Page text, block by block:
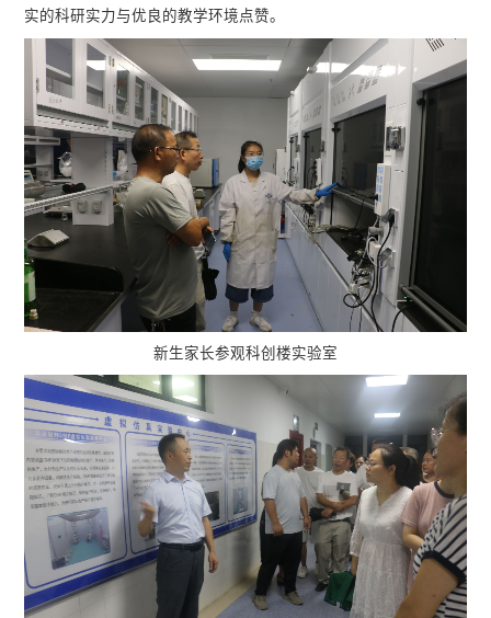
实的科研实力与优良的教学环境点赞。
新生家长参观科创楼实验室